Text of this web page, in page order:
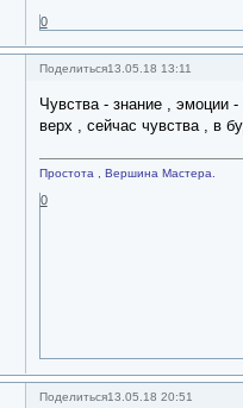
0
Поделиться13.05.18 13:11
Чувства - знание , эмоции
верх , сейчас чувства , в
Простота , Вершина Мастера.
0
Поделиться13.05.18 20:51